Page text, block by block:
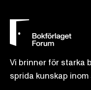
Vi brinner för starka
sprida kunskap